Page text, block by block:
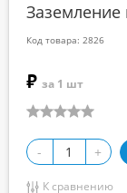
Код товара: 2826
₽ за 1 шт
- +
К сравнению